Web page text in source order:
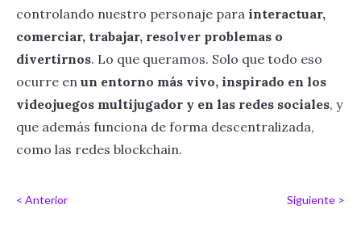
controlando nuestro personaje para interactuar,
comerciar, trabajar, resolver problemas o
divertirnos. Lo que queramos. Solo que todo eso
ocurre en un entorno más vivo, inspirado en los
videojuegos multijugador y en las redes sociales, y
que además funciona de forma descentralizada,
como las redes blockchain.
< Anterior Siguiente >